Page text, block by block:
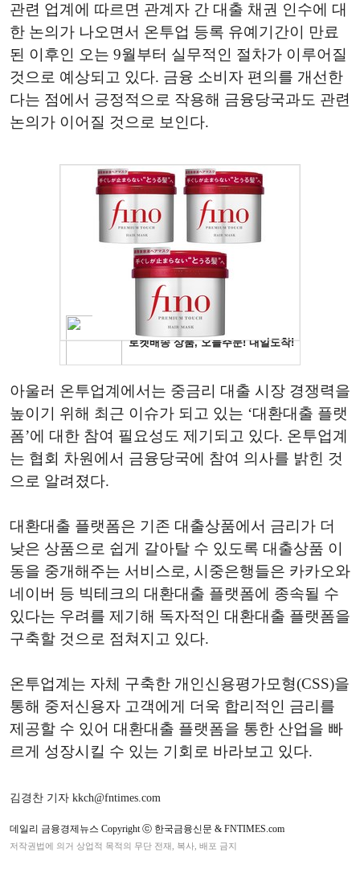
관련 업계에 따르면 관계자 간 대출 채권 인수에 대
한 논의가 나오면서 온투업 등록 유예기간이 만료
된 이후인 오는 9월부터 실무적인 절차가 이루어질
것으로 예상되고 있다. 금융 소비자 편의를 개선한
다는 점에서 긍정적으로 작용해 금융당국과도 관련
논의가 이어질 것으로 보인다.
아울러 온투업계에서는 중금리 대출 시장 경쟁력을
높이기 위해 최근 이슈가 되고 있는 ‘대환대출 플랫
폼’에 대한 참여 필요성도 제기되고 있다. 온투업계
는 협회 차원에서 금융당국에 참여 의사를 밝힌 것
으로 알려졌다.
대환대출 플랫폼은 기존 대출상품에서 금리가 더
낮은 상품으로 쉽게 갈아탈 수 있도록 대출상품 이
동을 중개해주는 서비스로, 시중은행들은 카카오와
네이버 등 빅테크의 대환대출 플랫폼에 종속될 수
있다는 우려를 제기해 독자적인 대환대출 플랫폼을
구축할 것으로 점쳐지고 있다.
온투업계는 자체 구축한 개인신용평가모형(CSS)을
통해 중저신용자 고객에게 더욱 합리적인 금리를
제공할 수 있어 대환대출 플랫폼을 통한 산업을 빠
르게 성장시킬 수 있는 기회로 바라보고 있다.
김경찬 기자 kkch@fntimes.com
데일리 금융경제뉴스 Copyright ⓒ 한국금융신문 & FNTIMES.com
저작권법에 의거 상업적 목적의 무단 전재, 복사, 배포 금지